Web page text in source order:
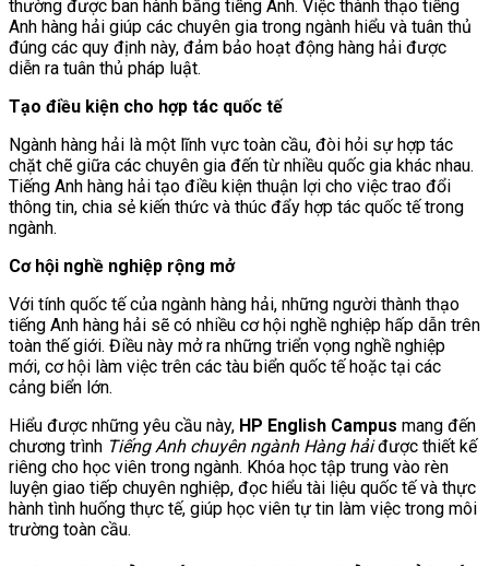
thường được ban hành bằng tiếng Anh. Việc thành thạo tiếng
Anh hàng hải giúp các chuyên gia trong ngành hiểu và tuân thủ
đúng các quy định này, đảm bảo hoạt động hàng hải được
diễn ra tuân thủ pháp luật.
Tạo điều kiện cho hợp tác quốc tế
Ngành hàng hải là một lĩnh vực toàn cầu, đòi hỏi sự hợp tác
chặt chẽ giữa các chuyên gia đến từ nhiều quốc gia khác nhau.
Tiếng Anh hàng hải tạo điều kiện thuận lợi cho việc trao đổi
thông tin, chia sẻ kiến thức và thúc đẩy hợp tác quốc tế trong
ngành.
Cơ hội nghề nghiệp rộng mở
Với tính quốc tế của ngành hàng hải, những người thành thạo
tiếng Anh hàng hải sẽ có nhiều cơ hội nghề nghiệp hấp dẫn trên
toàn thế giới. Điều này mở ra những triển vọng nghề nghiệp
mới, cơ hội làm việc trên các tàu biển quốc tế hoặc tại các
cảng biển lớn.
Hiểu được những yêu cầu này, HP English Campus mang đến
chương trình Tiếng Anh chuyên ngành Hàng hảiđược thiết kế
riêng cho học viên trong ngành. Khóa học tập trung vào rèn
luyện giao tiếp chuyên nghiệp, đọc hiểu tài liệu quốc tế và thực
hành tình huống thực tế, giúp học viên tự tin làm việc trong môi
trường toàn cầu.